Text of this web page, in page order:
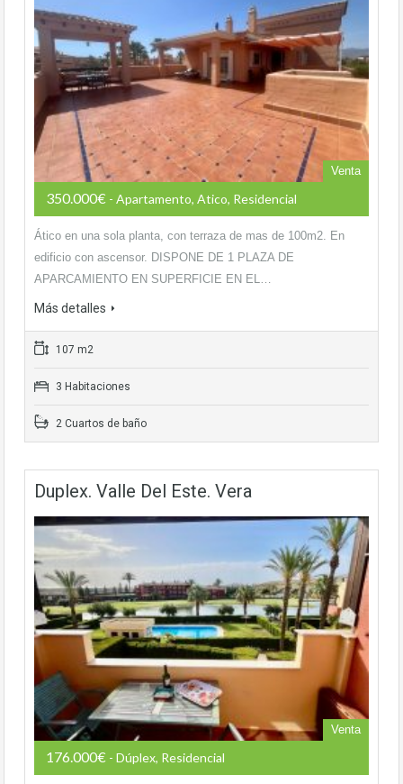
Venta
350.000€ - Apartamento, Atico, Residencial
Ático en una sola planta, con terraza de mas de 100m2. En
edificio con ascensor. DISPONE DE 1 PLAZA DE
APARCAMIENTO EN SUPERFICIE EN EL…
Más detalles
107 m2
3 Habitaciones
2 Cuartos de baño
Duplex. Valle Del Este. Vera
Venta
176.000€ - Dúplex, Residencial